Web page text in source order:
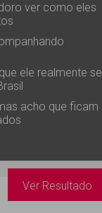
ver como eles
ele realmente se
acho que ficam
Ver Resultado